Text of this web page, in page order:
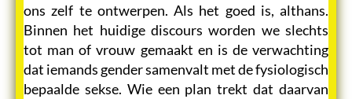
ons zelf te ontwerpen. Als het goed is, althans.
Binnen het huidige discours worden we slechts
tot man of vrouw gemaakt en is de verwachting
dat iemands gender samenvalt met de fysiologisch
bepaalde sekse. Wie een plan trekt dat daarvan